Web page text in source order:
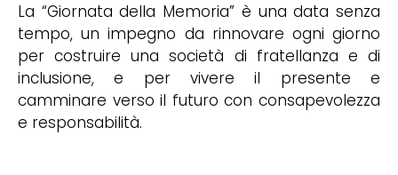
La “Giornata della Memoria” è una data senza
tempo, un impegno da rinnovare ogni giorno
per costruire una società di fratellanza e di
inclusione, e per vivere il presente e
camminare verso il futuro con consapevolezza
e responsabilità.